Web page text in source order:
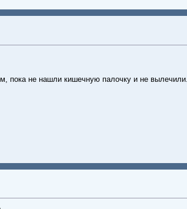
пока не нашли кишечную палочку и не вылечили..